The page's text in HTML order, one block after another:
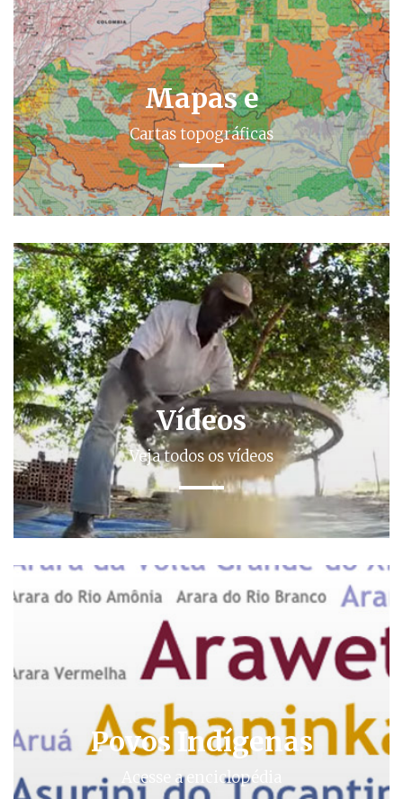
Mapas e
Cartas topográficas
Vídeos
Veja todos os vídeos
Povos Indígenas
Acesse a enciclopédia